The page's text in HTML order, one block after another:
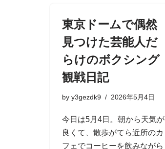
東京ドームで偶然
見つけた芸能人だ
らけのボクシング
観戦日記
by y3gezdk9 2026年5月4日
今日は5月4日。朝から天気が
良くて、散歩がてら近所のカ
フェでコーヒーを飲みながら